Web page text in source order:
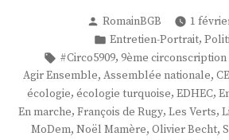
Publié
par
RomainBGB
1
Publié
dans
Entretien-Portrait,
Étiquettes :
#Circo5909, 9ème
Agir Ensemble, Assemblée nationale,
écologie, écologie turquoise, EDHEC,
En marche, François de Rugy, Les Verts,
MoDem, Noël Mamère, Olivier Becht,